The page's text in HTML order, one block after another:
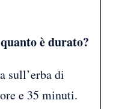
è durato?
sull’erba di
e 35 minuti.